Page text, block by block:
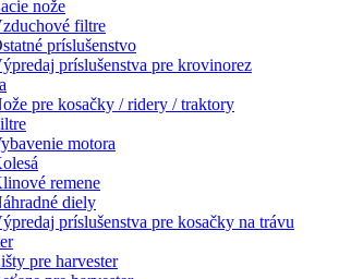
nože
filtre
príslušenstvo
príslušenstva pre krovinorez
pre kosačky / ridery / traktory
motora
remene
diely
príslušenstva pre kosačky na trávu
pre harvester